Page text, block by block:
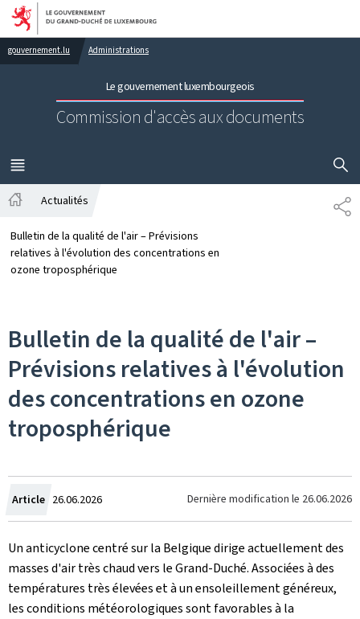
Aller au menu principal
Aller au contenu
gouvernement.lu Administrations
Le gouvernement luxembourgeois
Commission d'accès aux documents
MENU
PRINCIPAL
Actualités
Bulletin de la qualité de l'air – Prévisions
relatives à l'évolution des concentrations en
ozone troposphérique
Bulletin de la qualité de l'air –
Prévisions relatives à l'évolution
des concentrations en ozone
troposphérique
Article Crée
le
26.06.2026 Dernière modification le 26.06.2026
Un anticyclone centré sur la Belgique dirige actuellement des
masses d'air très chaud vers le Grand-Duché. Associées à des
températures très élevées et à un ensoleillement généreux,
les conditions météorologiques sont favorables à la